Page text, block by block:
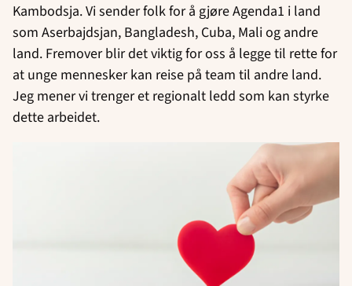
Kambodsja. Vi sender folk for å gjøre Agenda1 i land
som Aserbajdsjan, Bangladesh, Cuba, Mali og andre
land. Fremover blir det viktig for oss å legge til rette for
at unge mennesker kan reise på team til andre land.
Jeg mener vi trenger et regionalt ledd som kan styrke
dette arbeidet.